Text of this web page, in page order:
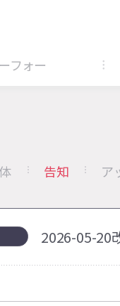
フォー
告知 ア
2026-05-20